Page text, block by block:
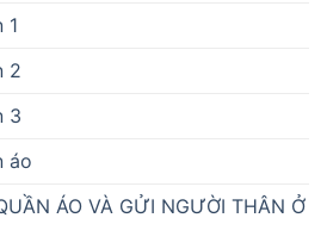
1
2
3
áo
ÁO VÀ GỬI NGƯỜI THÂN Ở